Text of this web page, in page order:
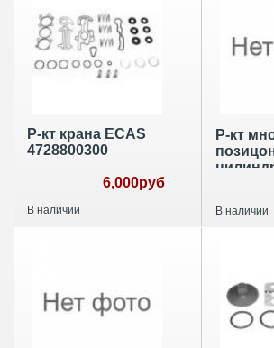
Р-кт крана ECAS
4728800300
6,000руб
В наличии
Р-кт
В наличии